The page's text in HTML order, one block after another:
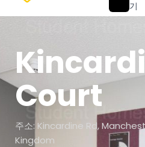
Court
주소: Kincardine Rd,
Kingdom